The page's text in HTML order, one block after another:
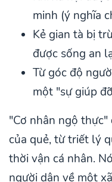
minh (ý nghĩa
Kẻ gian tà bị
được sống an
Từ góc độ
một "sự giúp
"Cơ nhân ngộ thực"
của quẻ, từ triết lý
thời vận cá nhân.
người dân về một